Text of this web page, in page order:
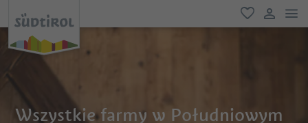
ulubione
link
Wszystkie farmy w Południowym